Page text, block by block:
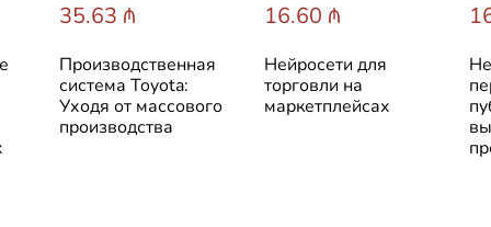
35.63 ₼
Производственная
система Toyota:
Уходя от массового
производства
16.60 ₼
Нейросети для
торговли на
маркетплейсах